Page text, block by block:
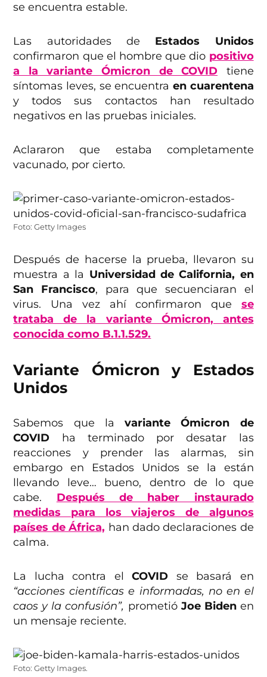
se encuentra estable.
Las autoridades de Estados Unidos
confirmaron que el hombre que dio positivo
a la variante Ómicron de COVID tiene
síntomas leves, se encuentra en cuarentena
y todos sus contactos han resultado
negativos en las pruebas iniciales.
Aclararon que estaba completamente
vacunado, por cierto.
Foto: Getty Images
Después de hacerse la prueba, llevaron su
muestra a la Universidad de California, en
San Francisco, para que secuenciaran el
virus. Una vez ahí confirmaron que se
trataba de la variante Ómicron, antes
conocida como B.1.1.529.
Variante Ómicron y Estados
Unidos
Sabemos que lavariante Ómicron de
COVID ha terminado por desatar las
reacciones y prender las alarmas, sin
embargo en Estados Unidos se la están
llevando leve… bueno, dentro de lo que
cabe. Después de haber instaurado
medidas para los viajeros de algunos
países de África, han dado declaraciones de
calma.
La lucha contra elCOVID se basará en
“acciones científicas e informadas, no en el
caos y la confusión”, prometió Joe Bidenen
un mensaje reciente.
Foto: Getty Images.